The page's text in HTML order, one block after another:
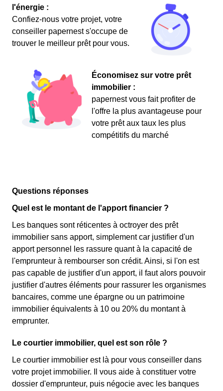
l'énergie :
Confiez-nous votre projet, votre
conseiller papernest s'occupe de
trouver le meilleur prêt pour vous.
Économisez sur votre prêt
immobilier :
papernest vous fait profiter de
l'offre la plus avantageuse pour
votre prêt aux taux les plus
compétitifs du marché
Questions réponses
Quel est le montant de l'apport financier ?
Les banques sont réticentes à octroyer des prêt
immobilier sans apport, simplement car justifier d'un
apport personnel les rassure quant à la capacité de
l'emprunteur à rembourser son crédit. Ainsi, si l'on est
pas capable de justifier d'un apport, il faut alors pouvoir
justifier d'autres éléments pour rassurer les organismes
bancaires, comme une épargne ou un patrimoine
immobilier équivalents à 10 ou 20% du montant à
emprunter.
Le courtier immobilier, quel est son rôle ?
Le courtier immobilier est là pour vous conseiller dans
votre projet immobilier. Il vous aide à constituer votre
dossier d'emprunteur, puis négocie avec les banques